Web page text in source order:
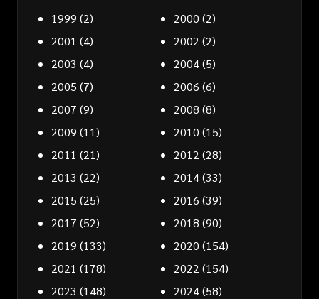
1999 (2) 2000 (2)
2001 (4) 2002 (2)
2003 (4) 2004(5)
2005 (7) 2006 (6)
2007 (9) 2008 (8)
2009 (11) 2010 (15)
2011 (21) 2012 (28)
2013 (22) 2014(33)
2015 (25) 2016 (39)
2017 (52) 2018 (90)
2019 (133) 2020 (154)
2021 (178) 2022 (154)
2023 (148) 2024(58)